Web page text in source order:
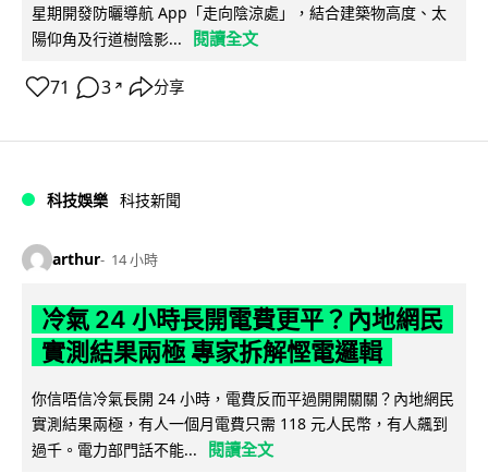
星期開發防曬導航 App「走向陰涼處」，結合建築物高度、太
陽仰角及行道樹陰影...
閱讀全文
71 3 ↗ 分享
科技娛樂 科技新聞
arthur 14 小時
冷氣 24 小時長開電費更平？內地網民
實測結果兩極 專家拆解慳電邏輯
你信唔信冷氣長開 24 小時，電費反而平過開開關關？內地網民
實測結果兩極，有人一個月電費只需 118 元人民幣，有人飆到
過千。電力部門話不能...
閱讀全文